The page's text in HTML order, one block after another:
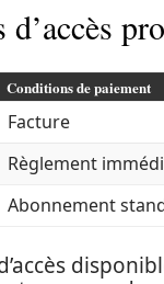
Conditions de paiement
Facture
Règlement
Abonnement